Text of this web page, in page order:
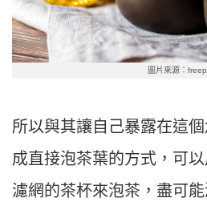
圖片來源：
所以與其讓自己暴露在這
成直接泡茶葉的方式，可
濾網的茶杯來泡茶，盡可能